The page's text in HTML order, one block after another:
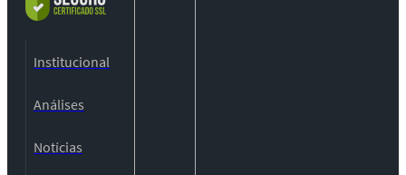
Institucional
Análises
Notícias